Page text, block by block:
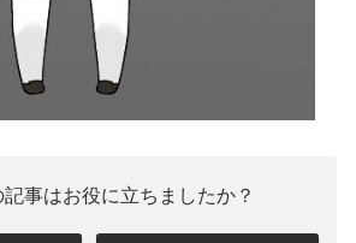
記事はお役に立ちましたか？